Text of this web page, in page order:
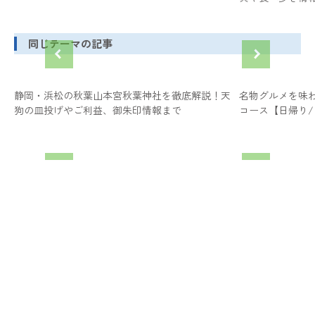
同じテーマの記事
静岡・浜松の秋葉山本宮秋葉神社を徹底解説！天
狗の皿投げやご利益、御朱印情報まで
名物グルメを味
コース【日帰り